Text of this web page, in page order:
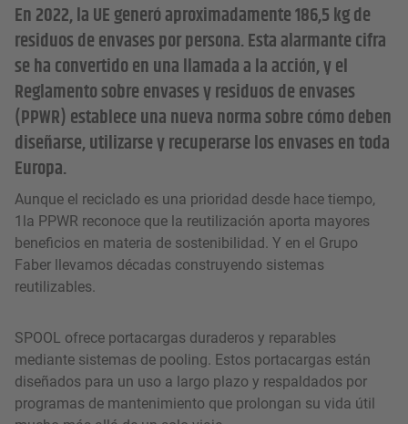
En 2022, la UE generó aproximadamente 186,5 kg de
residuos de envases por persona. Esta alarmante cifra
se ha convertido en una llamada a la acción, y el
Reglamento sobre envases y residuos de envases
(PPWR) establece una nueva norma sobre cómo deben
diseñarse, utilizarse y recuperarse los envases en toda
Europa.
Aunque el reciclado es una prioridad desde hace tiempo,
1la PPWR reconoce que la reutilización aporta mayores
beneficios en materia de sostenibilidad. Y en el Grupo
Faber llevamos décadas construyendo sistemas
reutilizables.
SPOOL ofrece portacargas duraderos y reparables
mediante sistemas de pooling. Estos portacargas están
diseñados para un uso a largo plazo y respaldados por
programas de mantenimiento que prolongan su vida útil